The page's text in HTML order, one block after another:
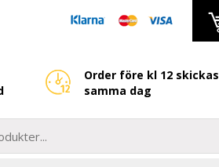
Order före kl 12 skickas
samma dag